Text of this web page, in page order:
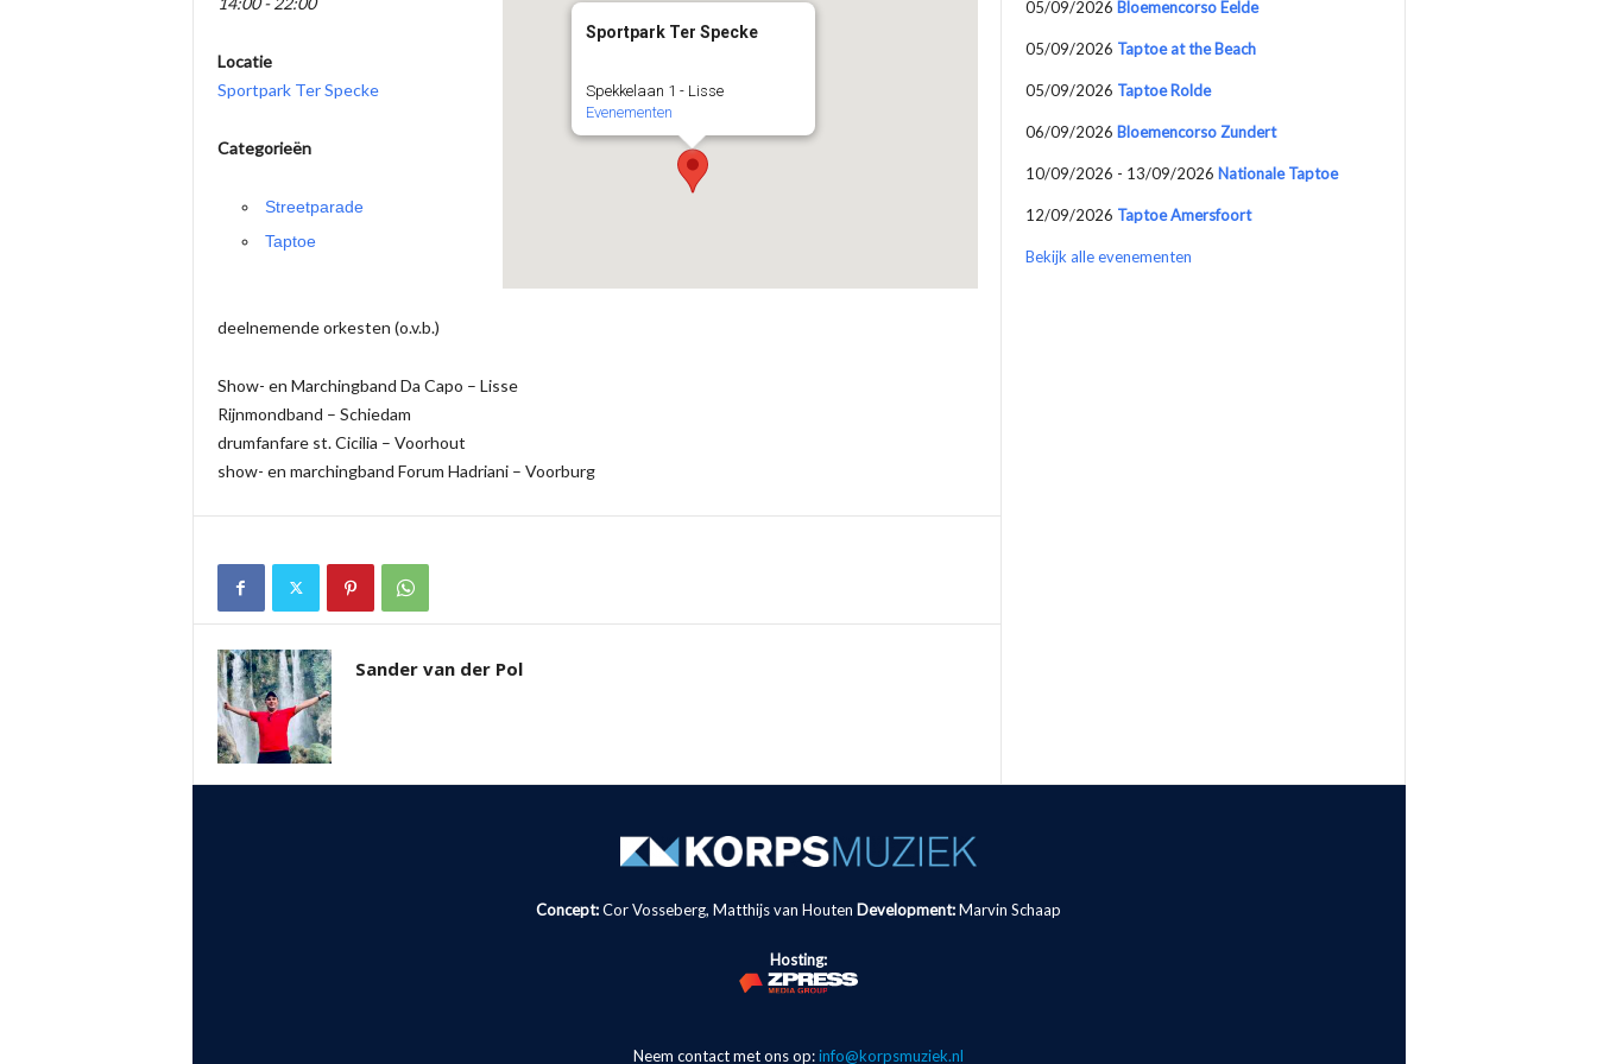
Sportpark Ter Specke
Spekkelaan 1 - Lisse
Evenementen
Locatie
Sportpark Ter Specke
Categorieën
Streetparade
Taptoe
deelnemende orkesten (o.v.b.)
Show- en Marchingband Da Capo – Lisse
Rijnmondband – Schiedam
drumfanfare st. Cicilia – Voorhout
show- en marchingband Forum Hadriani – Voorburg
Sander van der Pol
05/09/2026 Bloemencorso Eelde
05/09/2026 Taptoe at the Beach
05/09/2026 Taptoe Rolde
06/09/2026 Bloemencorso Zundert
10/09/2026 - 13/09/2026 Nationale Taptoe
12/09/2026 Taptoe Amersfoort
Bekijk alle evenementen
Concept:Cor Vosseberg, Matthijs van Houten Development:Marvin Schaap
Hosting:
Neem contact met ons op:info@korpsmuziek.nl